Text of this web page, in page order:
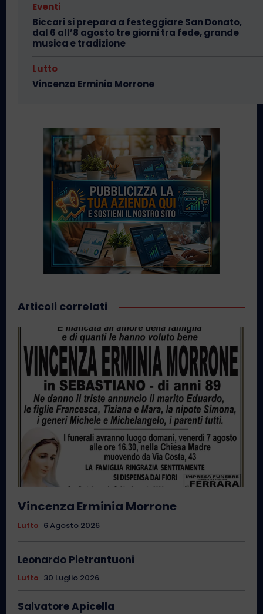
Eventi
Biccari si prepara a festeggiare San Donato,
dal 6 all’8 agosto tre giorni tra fede, grande
musica e tradizione
Lutto
Vincenza Erminia Morrone
Articoli correlati
Vincenza Erminia Morrone
Lutto 6 Agosto 2026
Leonardo Pietrantuoni
Lutto 30 Luglio 2026
Salvatore Apicella